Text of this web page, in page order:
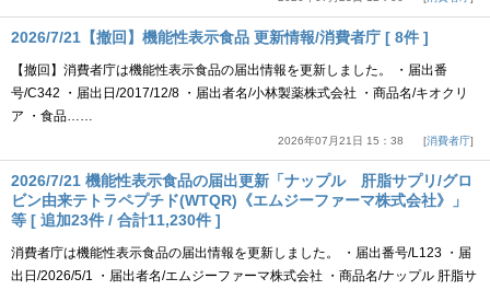
2026/7/21【撤回】機能性表示食品 更新情報/消費者庁 [ 8件 ]
【撤回】消費者庁は機能性表示食品の届出情報を更新しました。 ・届出番
号/C342 ・届出日/2017/12/8 ・届出者名/小林製薬株式会社 ・商品名/キオクリ
ア ・食品……
2026年07月21日 15：38 消費者庁
2026/7/21 機能性表示食品の届出更新「ナップル 肝脂サプリ/グロ
ビン由来テトラペプチド(WTQR)《エムジーファーマ株式会社》」
等 [ 追加23件 / 合計11,230件 ]
消費者庁は機能性表示食品の届出情報を更新しました。 ・届出番号/L123 ・届
出日/2026/5/1 ・届出者名/エムジーファーマ株式会社 ・商品名/ナップル 肝脂サ